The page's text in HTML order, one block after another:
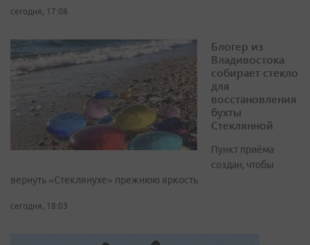
сегодня, 17:08
Блогер из
Владивостока
собирает стекло
для
восстановления
бухты
Стеклянной
Пункт приёма
создан, чтобы
вернуть «Стеклянухе» прежнюю яркость
сегодня, 18:03